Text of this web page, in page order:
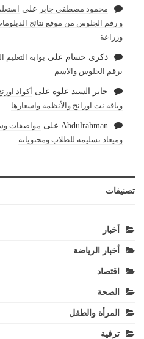
محمود مصطفي جابر على
وزراعة
ذكرى حسام على
برقم الجلوس والاسم
جابر السيد علوه على أكواد
وباقة نت اورانج والأنظمة واسعارها
Abdulrahman على
وميعاد تسليمه للطلاب ومحتوياته
تصنيفات
أخبار
أخبار الرياضة
اقتصاد
الصحة
المرأة والطفل
ترفية